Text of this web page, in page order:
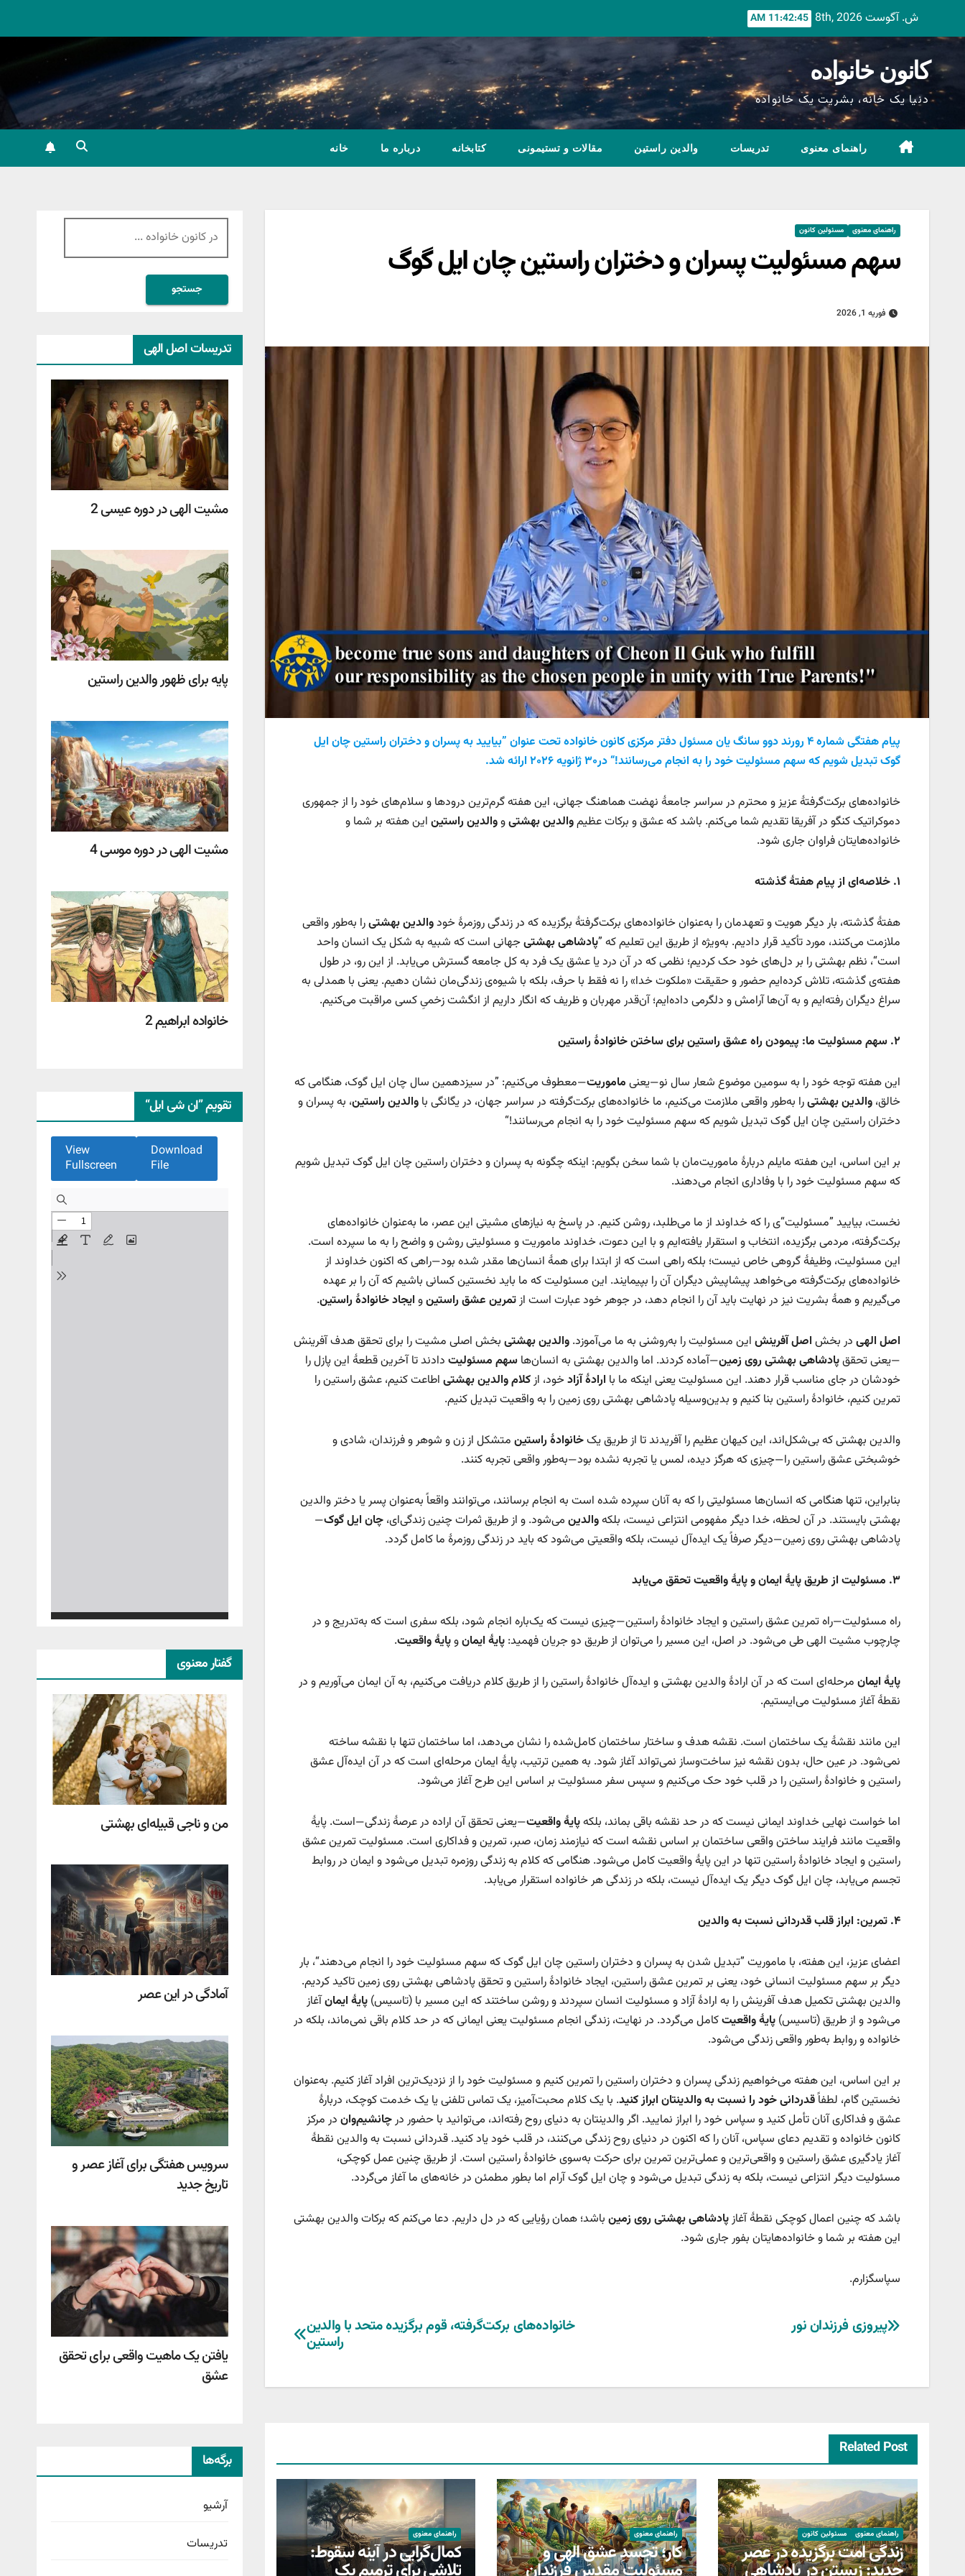
ش. آگوست 8th, 2026 11:42:46 AM
کانون خانواده
دنیا یک خانه، بشریت یک خانواده
راهنمای معنوی تدریسات والدین راستین مقالات و تستیمونی کتابخانه درباره ما خانه
راهنمای معنوی مسئولین کانون
سهم مسئولیت پسران و دختران راستین چان ایل گوگ
فوریه 1, 2026
پیام هفتگی شماره ۴ رورند دوو سانگ یان مسئول دفتر مرکزی کانون خانواده تحت عنوان ”بیایید به پسران و دختران راستین چان ایل
گوک تبدیل شویم که سهم مسئولیت خود را به انجام می‌رسانند!“ در۳۰ ژانویه ۲۰۲۶ ارائه شد.
خانواده‌های برکت‌گرفتهٔ عزیز و محترم در سراسر جامعهٔ نهضت هماهنگ جهانی، این هفته گرم‌ترین درودها و سلام‌های خود را از جمهوری
دموکراتیک کنگو در آفریقا تقدیم شما می‌کنم. باشد که عشق و برکات عظیموالدین بهشتیووالدین راستین این هفته بر شما و
خانواده‌هایتان فراوان جاری شود.
۱. خلاصه‌ای از پیام هفتهٔ گذشته
هفتهٔ گذشته، بار دیگر هویت و تعهدمان را به‌عنوان خانواده‌های برکت‌گرفتهٔ برگزیده که در زندگی روزمرهٔ خودوالدین بهشتیرا به‌طور واقعی
ملازمت می‌کنند، مورد تأکید قرار دادیم. به‌ویژه از طریق این تعلیم که ”پادشاهی بهشتیجهانی است که شبیه به شکل یک انسان واحد
است“، نظم بهشتی را بر دل‌های خود حک کردیم؛ نظمی که در آن درد یا عشق یک فرد به کل جامعه گسترش می‌یابد. از این رو، در طول
هفته‌ی گذشته، تلاش کرده‌ایم حضور و حقیقت «ملکوت خدا» را نه فقط با حرف، بلکه با شیوه‌ی زندگی‌مان نشان دهیم. یعنی با همدلی به
سراغ دیگران رفته‌ایم و به آن‌ها آرامش و دلگرمی داده‌ایم؛ آن‌قدر مهربان و ظریف که انگار داریم از انگشت زخمیِ کسی مراقبت می‌کنیم.
۲. سهم مسئولیت ما: پیمودن راه عشق راستین برای ساختن خانوادهٔ راستین
این هفته توجه خود را به سومین موضوع شعار سال نو—یعنی ماموریت—معطوف می‌کنیم: ”در سیزدهمین سال چان ایل گوک، هنگامی که
خالق، والدین بهشتیرا به‌طور واقعی ملازمت می‌کنیم، ما خانواده‌های برکت‌گرفته در سراسر جهان، در یگانگی با والدین راستین، به پسران و
دختران راستین چان ایل گوک تبدیل شویم که سهم مسئولیت خود را به انجام می‌رسانند!“
بر این اساس، این هفته مایلم دربارهٔ ماموریت‌مان با شما سخن بگویم: اینکه چگونه به پسران و دختران راستین چان ایل گوک تبدیل شویم
که سهم مسئولیت خود را با وفاداری انجام می‌دهند.
نخست، بیایید ”مسئولیت“ی را که خداوند از ما می‌طلبد، روشن کنیم. در پاسخ به نیازهای مشیتی این عصر، ما به‌عنوان خانواده‌های
برکت‌گرفته، مردمی برگزیده، انتخاب و استقرار یافته‌ایم و با این دعوت، خداوند ماموریت و مسئولیتی روشن و واضح را به ما سپرده است.
این مسئولیت، وظیفهٔ گروهی خاص نیست؛ بلکه راهی است که از ابتدا برای همهٔ انسان‌ها مقدر شده بود—راهی که اکنون خداوند از
خانواده‌های برکت‌گرفته می‌خواهد پیشاپیش دیگران آن را بپیمایند. این مسئولیت که ما باید نخستین کسانی باشیم که آن را بر عهده
می‌گیریم و همهٔ بشریت نیز در نهایت باید آن را انجام دهد، در جوهر خود عبارت است ازتمرین عشق راستینو ایجاد خانوادهٔ راستین.
اصل الهی در بخش اصل آفرینش این مسئولیت را به‌روشنی به ما می‌آموزد. والدین بهشتی بخش اصلی مشیت را برای تحقق هدف آفرینش
—یعنی تحققپادشاهی بهشتی روی زمین—آماده کردند. اما والدین بهشتی به انسان‌ها سهم مسئولیت دادند تا آخرین قطعهٔ این پازل را
خودشان در جای مناسب قرار دهند. این مسئولیت یعنی اینکه ما با ارادهٔ آزادخود، ازکلام والدین بهشتی اطاعت کنیم، عشق راستین را
تمرین کنیم، خانوادهٔ راستین بنا کنیم و بدین‌وسیله پادشاهی بهشتی روی زمین را به واقعیت تبدیل کنیم.
والدین بهشتی که بی‌شکل‌اند، این کیهان عظیم را آفریدند تا از طریق یکخانوادهٔ راستین متشکل از زن و شوهر و فرزندان، شادی و
خوشبختی عشق راستین را—چیزی که هرگز دیده، لمس یا تجربه نشده بود—به‌طور واقعی تجربه کنند.
بنابراین، تنها هنگامی که انسان‌ها مسئولیتی را که به آنان سپرده شده است به انجام برسانند، می‌توانند واقعاً به‌عنوان پسر یا دختر والدین
بهشتی بایستند. در آن لحظه، خدا دیگر مفهومی انتزاعی نیست، بلکهوالدین می‌شود. و از طریق ثمرات چنین زندگی‌ای، چان ایل گوک—
پادشاهی بهشتی روی زمین—دیگر صرفاً یک ایده‌آل نیست، بلکه واقعیتی می‌شود که باید در زندگی روزمرهٔ ما کامل گردد.
۳. مسئولیت از طریق پایهٔ ایمان و پایهٔ واقعیت تحقق می‌یابد
راه مسئولیت—راه تمرین عشق راستین و ایجاد خانوادهٔ راستین—چیزی نیست که یک‌باره انجام شود، بلکه سفری است که به‌تدریج و در
چارچوب مشیت الهی طی می‌شود. در اصل، این مسیر را می‌توان از طریق دو جریان فهمید: پایهٔ ایمانوپایهٔ واقعیت.
پایهٔ ایمان مرحله‌ای است که در آن ارادهٔ والدین بهشتی و ایده‌آل خانوادهٔ راستین را از طریق کلام دریافت می‌کنیم، به آن ایمان می‌آوریم و در
نقطهٔ آغاز مسئولیت می‌ایستیم.
این مانند نقشهٔ یک ساختمان است. نقشه هدف و ساختار ساختمان کامل‌شده را نشان می‌دهد، اما ساختمان تنها با نقشه ساخته
نمی‌شود. در عین حال، بدون نقشه نیز ساخت‌وساز نمی‌تواند آغاز شود. به همین ترتیب، پایهٔ ایمان مرحله‌ای است که در آن ایده‌آل عشق
راستین و خانوادهٔ راستین را در قلب خود حک می‌کنیم و سپس سفر مسئولیت بر اساس این طرح آغاز می‌شود.
اما خواست نهایی خداوند ایمانی نیست که در حد نقشه باقی بماند، بلکهپایهٔ واقعیت—یعنی تحقق آن اراده در عرصهٔ زندگی—است. پایهٔ
واقعیت مانند فرایند ساختن واقعی ساختمان بر اساس نقشه است که نیازمند زمان، صبر، تمرین و فداکاری است. مسئولیت تمرین عشق
راستین و ایجاد خانوادهٔ راستین تنها در این پایهٔ واقعیت کامل می‌شود. هنگامی که کلام به زندگی روزمره تبدیل می‌شود و ایمان در روابط
تجسم می‌یابد، چان ایل گوک دیگر یک ایده‌آل نیست، بلکه در زندگی هر خانواده استقرار می‌یابد.
۴. تمرین: ابراز قلب قدردانی نسبت به والدین
اعضای عزیز، این هفته، با ماموریت ”تبدیل شدن به پسران و دختران راستین چان ایل گوک که سهم مسئولیت خود را انجام می‌دهند“، بار
دیگر بر سهم مسئولیت انسانی خود، یعنی بر تمرین عشق راستین، ایجاد خانوادهٔ راستین و تحقق پادشاهی بهشتی روی زمین تاکید کردیم.
والدین بهشتی تکمیل هدف آفرینش را به ارادهٔ آزاد و مسئولیت انسان سپردند و روشن ساختند که این مسیر با (تاسیس) پایهٔ ایمانآغاز
می‌شود و از طریق (تاسیس) پایهٔ واقعیتکامل می‌گردد. در نهایت، زندگی انجام مسئولیت یعنی ایمانی که در حد کلام باقی نمی‌ماند، بلکه در
خانواده و روابط به‌طور واقعی زندگی می‌شود.
بر این اساس، این هفته می‌خواهیم زندگی پسران و دختران راستین را تمرین کنیم و مسئولیت خود را از نزدیک‌ترین افراد آغاز کنیم. به‌عنوان
نخستین گام، لطفاًقدردانی خود را نسبت به والدینتان ابراز کنید. با یک کلام محبت‌آمیز، یک تماس تلفنی یا یک خدمت کوچک، دربارهٔ
عشق و فداکاری آنان تأمل کنید و سپاس خود را ابراز نمایید. اگر والدینتان به دنیای روح رفته‌اند، می‌توانید با حضور درچانشیم‌وان در مرکز
کانون خانواده و تقدیم دعای سپاس، آنان را که اکنون در دنیای روح زندگی می‌کنند، در قلب خود یاد کنید. قدردانی نسبت به والدین نقطهٔ
آغاز یادگیری عشق راستین و واقعی‌ترین و عملی‌ترین تمرین برای حرکت به‌سوی خانوادهٔ راستین است. از طریق چنین عمل کوچکی،
مسئولیت دیگر انتزاعی نیست، بلکه به زندگی تبدیل می‌شود و چان ایل گوک آرام اما بطور مطمئن در خانه‌های ما آغاز می‌گردد.
باشد که چنین اعمال کوچکی نقطهٔ آغازپادشاهی بهشتی روی زمین باشد؛ همان رؤیایی که در دل داریم. دعا می‌کنم که برکات والدین بهشتی
این هفته بر شما و خانواده‌هایتان بفور جاری شود.
سپاسگزارم.
راهبری
خانواده‌های برکت‌گرفته، قوم برگزیده متحد با والدین
راستین
پیروزی فرزندان نور
Related Post
راهنمای معنوی مسئولین کانون
زندگی امت برگزیده در عصر
راهنمای معنوی
کار؛ تجسدِ عشقِ الهی و
راهنمای معنوی
کمال‌گرایی در آینه سقوط:
جستجو
برای:
تدریسات اصل الهی
مشیت الهی در دوره عیسی 2
پایه برای ظهور والدین راستین
مشیت الهی در دوره موسی 4
خانواده ابراهیم 2
تقویم ”ان شی ایل“
Download
File
View
Fullscreen
گفتار معنوی
من و ناجی قبیله‌ای بهشتی
آمادگی در این عصر
سرویس هفتگی برای آغاز عصر و
تاریخ جدید
یافتن یک ماهیت واقعی برای تحقق
عشق
برگه‌ها
آرشیو
تدریسات